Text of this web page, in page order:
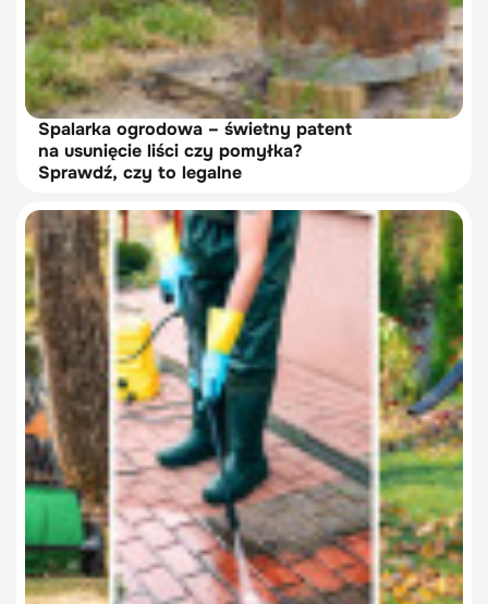
Spalarka ogrodowa – świetny patent
na usunięcie liści czy pomyłka?
Sprawdź, czy to legalne